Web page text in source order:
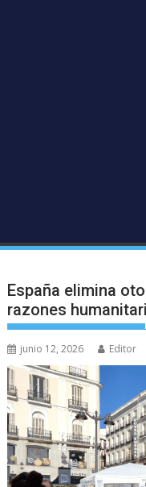
España elimina
razones
junio 12, 2026 Editor